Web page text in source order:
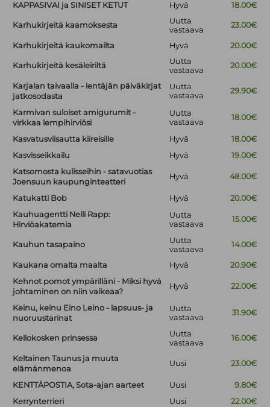
KAPPASIVAI ja SINISET KETUT
Hyvä 18.00€
Karhukirjeitä kaamoksesta
Uutta
vastaava
23.00€
Karhukirjeitä kaukomailta Hyvä 20.00€
Karhukirjeitä kesäleiriltä
Uutta
vastaava
20.00€
Karjalan taivaalla - lentäjän päiväkirjat
jatkosodasta
Uutta
vastaava
29.90€
Karmivan suloiset amigurumit -
virkkaa lempihirviösi
Uutta
vastaava
18.00€
Kasvatusviisautta kiireisille Hyvä
18.00€
Kasvisseikkailu
Hyvä
19.00€
Katsomosta kulisseihin - satavuotias
Joensuun kaupunginteatteri
Hyvä 48.00€
Katukatti Bob Hyvä
20.00€
Kauhuagentti Nelli Rapp:
Hirviöakatemia
Uutta
vastaava
15.00€
Kauhun tasapaino
Uutta
vastaava
14.00€
Kaukana omalta maalta Hyvä
20.90€
Kehnot pomot ympärilläni - Miksi hyvä
johtaminen on niin vaikeaa?
Hyvä 22.00€
Keinu, keinu Eino Leino - lapsuus- ja
nuoruustarinat
Uutta
vastaava
31.90€
Kellokosken prinsessa
Uutta
vastaava
16.00€
Keltainen Taunus ja muuta
elämänmenoa
Uusi 23.00€
KENTTÄPOSTIA, Sota-ajan aarteet Uusi
9.80€
Kerrynterrieri
Uusi
22.00€